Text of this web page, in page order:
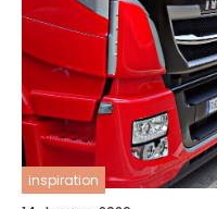
inspiration